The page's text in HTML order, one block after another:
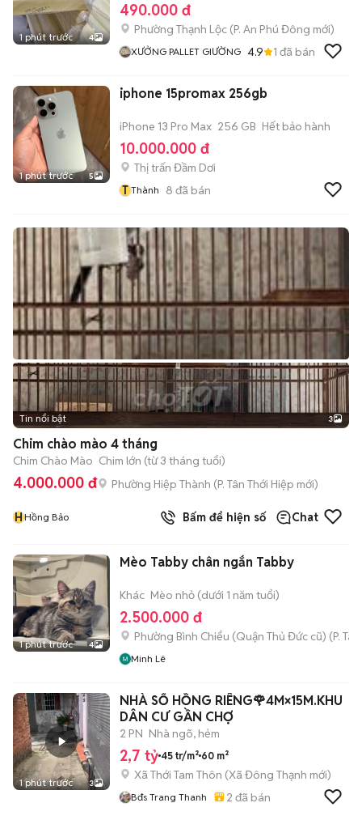
1 phút trước 4
490.000 đ
Phường Thạnh Lộc (P. An Phú Đông mới)
XƯỞNG PALLET GIƯỜNG 4.9 1 đã bán
1 phút trước 5
iphone 15promax 256gb
iPhone 13 Pro Max 256 GB Hết bảo hành
10.000.000 đ
Thị trấn Đầm Dơi
T Thành 8 đã bán
Tin nổi bật 3
Chim chào mào 4 tháng
Chim Chào Mào Chim lớn (từ 3 tháng tuổi)
4.000.000 đ Phường Hiệp Thành (P. Tân Thới Hiệp mới)
HHồng Bảo Bấm để hiện số Chat
1 phút trước 4
Mèo Tabby chân ngắn Tabby
Khác Mèo nhỏ (dưới 1 năm tuổi)
2.500.000 đ
Phường Bình Chiểu (Quận Thủ Đức cũ) (P.
Minh Lê
1 phút trước 3
NHÀ SỔ HỒNG RIÊNG🌹4M×15M.KHU
DÂN CƯ GẦN CHỢ
2 PN Nhà ngõ, hẻm
2,7 tỷ 45 tr/m² 60 m²
Xã Thới Tam Thôn (Xã Đông Thạnh mới)
Bđs Trang Thanh 2 đã bán